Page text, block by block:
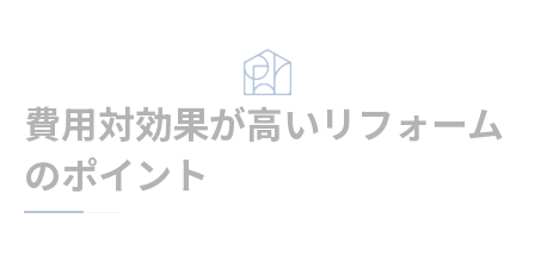
費用対効果が高いリフォーム
のポイント